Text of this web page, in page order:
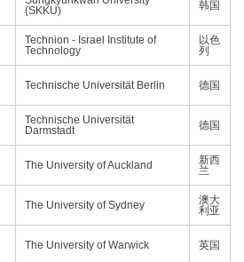
(SKKU)
韩国
Technion - Israel Institute of
Technology
以色
列
Technische Universität Berlin 德国
Technische Universität
Darmstadt
德国
The University of Auckland
新西
兰
The University of Sydney
澳大
利亚
The University of Warwick 英国